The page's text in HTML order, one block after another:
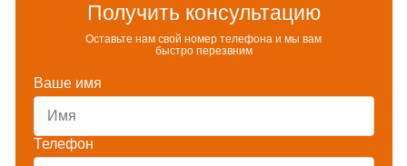
Получить консультацию
Оставьте нам свой номер телефона и мы вам
быстро перезвним
Ваше имя
Телефон